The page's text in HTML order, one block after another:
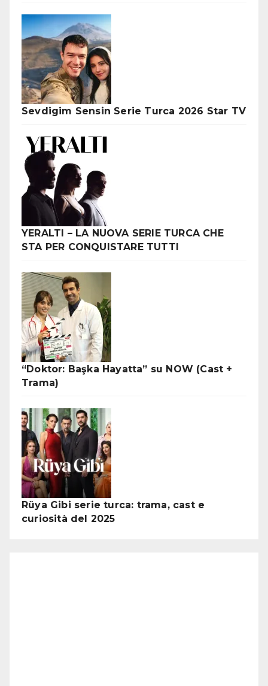
Sevdigim Sensin Serie Turca 2026 Star TV
YERALTI – LA NUOVA SERIE TURCA CHE
STA PER CONQUISTARE TUTTI
“Doktor: Başka Hayatta” su NOW (Cast +
Trama)
Rüya Gibi serie turca: trama, cast e
curiosità del 2025